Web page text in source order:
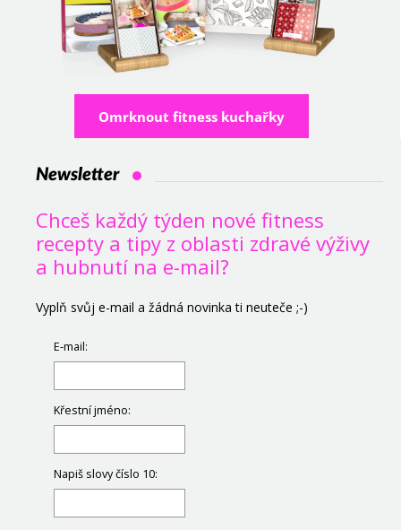
Omrknout fitness kuchařky
Newsletter
Chceš každý týden nové fitness
recepty a tipy z oblasti zdravé výživy
a hubnutí na e-mail?
Vyplň svůj e-mail a žádná novinka ti neuteče ;-)
E-mail:
Křestní jméno:
Napiš slovy číslo 10: